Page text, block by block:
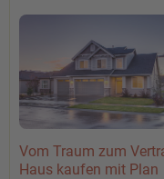
Vom Traum zum
Haus kaufen mit Plan